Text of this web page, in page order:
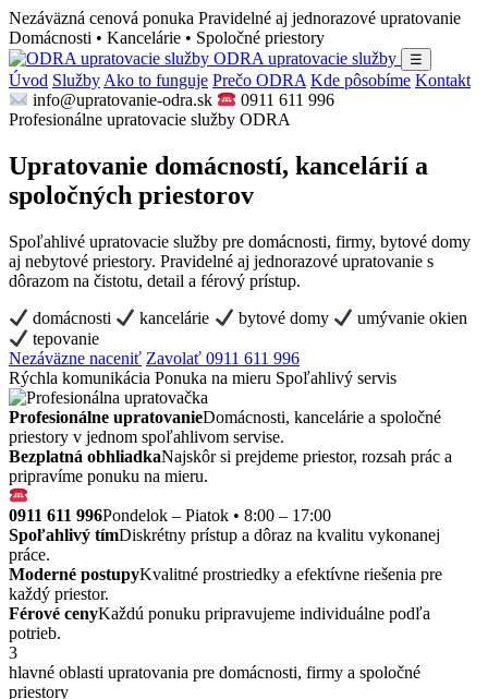
Nezáväzná cenová ponuka Pravidelné aj jednorazové upratovanie
Domácnosti • Kancelárie • Spoločné priestory
ODRA upratovacie služby
☰
Úvod Služby Ako to funguje Prečo ODRA Kde pôsobíme Kontakt
info@upratovanie-odra.sk
0911 611 996
Profesionálne upratovacie služby ODRA
Upratovanie domácností, kancelárií a
spoločných priestorov
Spoľahlivé upratovacie služby pre domácnosti, firmy, bytové domy
aj nebytové priestory. Pravidelné aj jednorazové upratovanie s
dôrazom na čistotu, detail a férový prístup.
domácnosti kancelárie bytové domy
umývanie okien
tepovanie
Nezáväzne naceniť Zavolať 0911 611 996
Rýchla komunikácia Ponuka na mieru Spoľahlivý servis
Profesionálne upratovanieDomácnosti, kancelárie a spoločné
priestory v jednom spoľahlivom servise.
Bezplatná obhliadkaNajskôr si prejdeme priestor, rozsah prác a
pripravíme ponuku na mieru.
0911 611 996Pondelok – Piatok • 8:00 – 17:00
Spoľahlivý tímDiskrétny prístup a dôraz na kvalitu vykonanej
práce.
Moderné postupyKvalitné prostriedky a efektívne riešenia pre
každý priestor.
Férové cenyKaždú ponuku pripravujeme individuálne podľa
potrieb.
3
hlavné oblasti upratovania pre domácnosti, firmy a spoločné
priestory